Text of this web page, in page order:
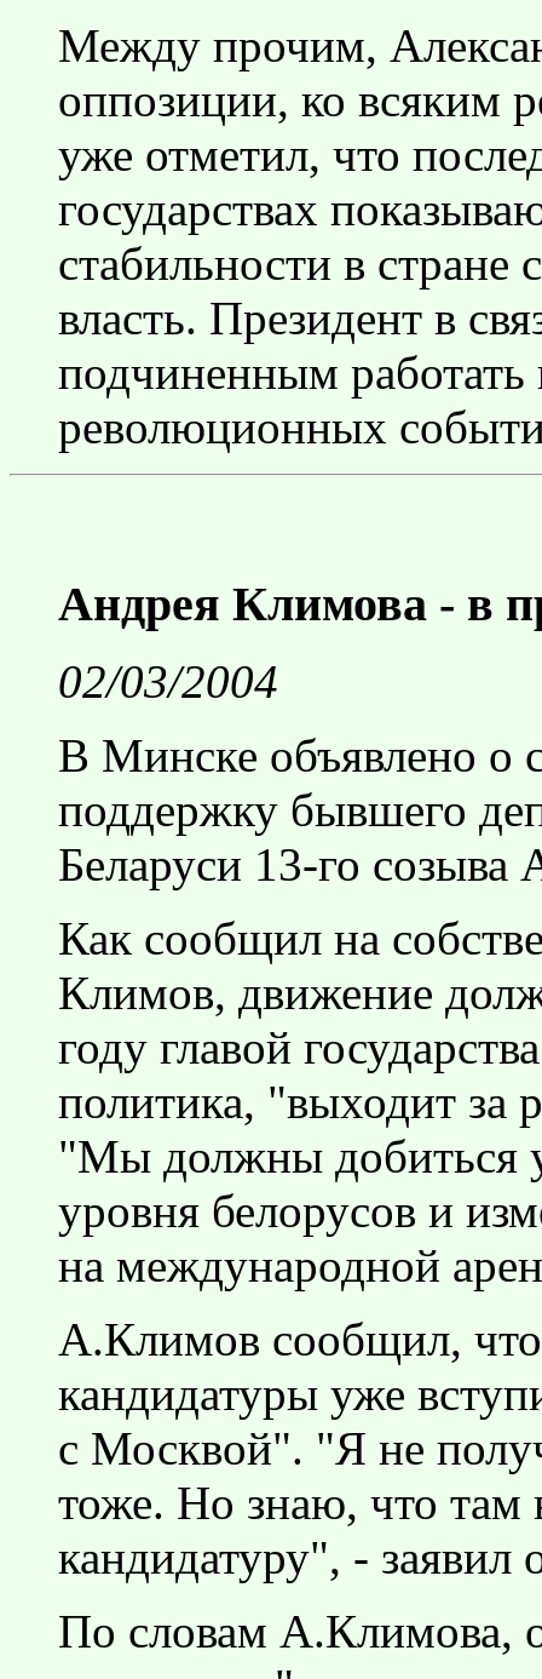
Между прочим,
оппозиции, ко всяким
уже отметил, что
государствах
стабильности в стране
власть. Президент в
подчиненным
революционных
Андрея Климова - в
02/03/2004
В Минске объявлено о
поддержку бывшего
Беларуси 13-го
Как сообщил на
Климов, движение
году главой
политика, "выходит за
"Мы должны добиться
уровня белорусов и
на международной
А.Климов сообщил,
кандидатуры уже
с Москвой". "Я не
тоже. Но знаю, что там
кандидатуру", -
По словам А.Климова,